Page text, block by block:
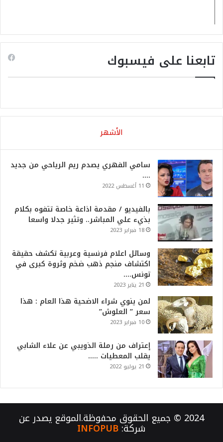
تابعنا على فيسبوك
الأشهر
سامي الفهري يصدم ريم الرياحي من جديد
….
11 أغسطس 2022
بالفيديو / مقدمة اذاعة خاصة تتفوه بكلام
بذيء علي المباشر.. وتثير جدلا واسعا
18 فبراير 2023
وسائل اعلام فرنسية وعربية تكشف حقيقة
اكتشاف منجم ذهب ضخم وثروة كبرى في
تونس….
21 يناير 2023
لمن ينوي شراء الاضحية هذا العام : هذا
سعر ” العلوش”
10 فبراير 2023
إعتراف من رملة الذويبي عن علاء الشابي
يقلب المعطيات …..
21 يوليو 2022
2024 © جميع الحقوق محفوظة.الموقع يصدر عن
شركة:INFOPUB